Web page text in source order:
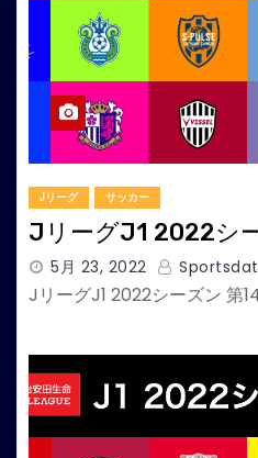
Jリーグ サッカー
JリーグJ1 2022シ
5月 23, 2022
JリーグJ1 2022シーズン 第